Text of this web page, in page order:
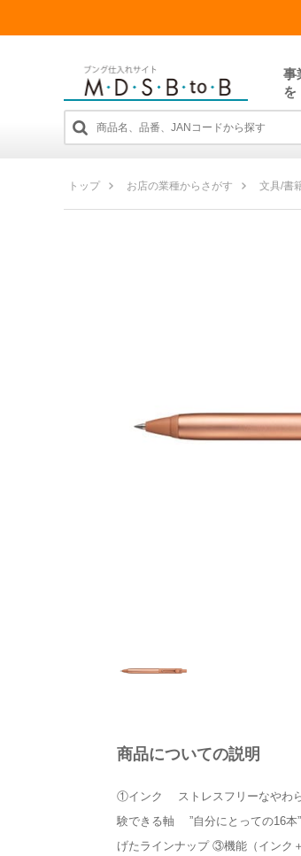
事
を
トップ お店の業種からさがす 文具/書
商品についての説明
①インク ストレスフリーなやわ
験できる軸 ”自分にとっての16
げたラインナップ ③機能（インク